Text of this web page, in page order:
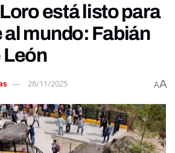
está listo para
mundo: Fabián
León
28/11/2025 AA